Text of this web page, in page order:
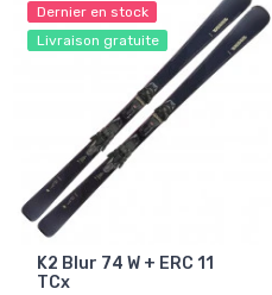
Dernier en stock
Livraison gratuite
K2 Blur 74 W + ERC 11
TCx